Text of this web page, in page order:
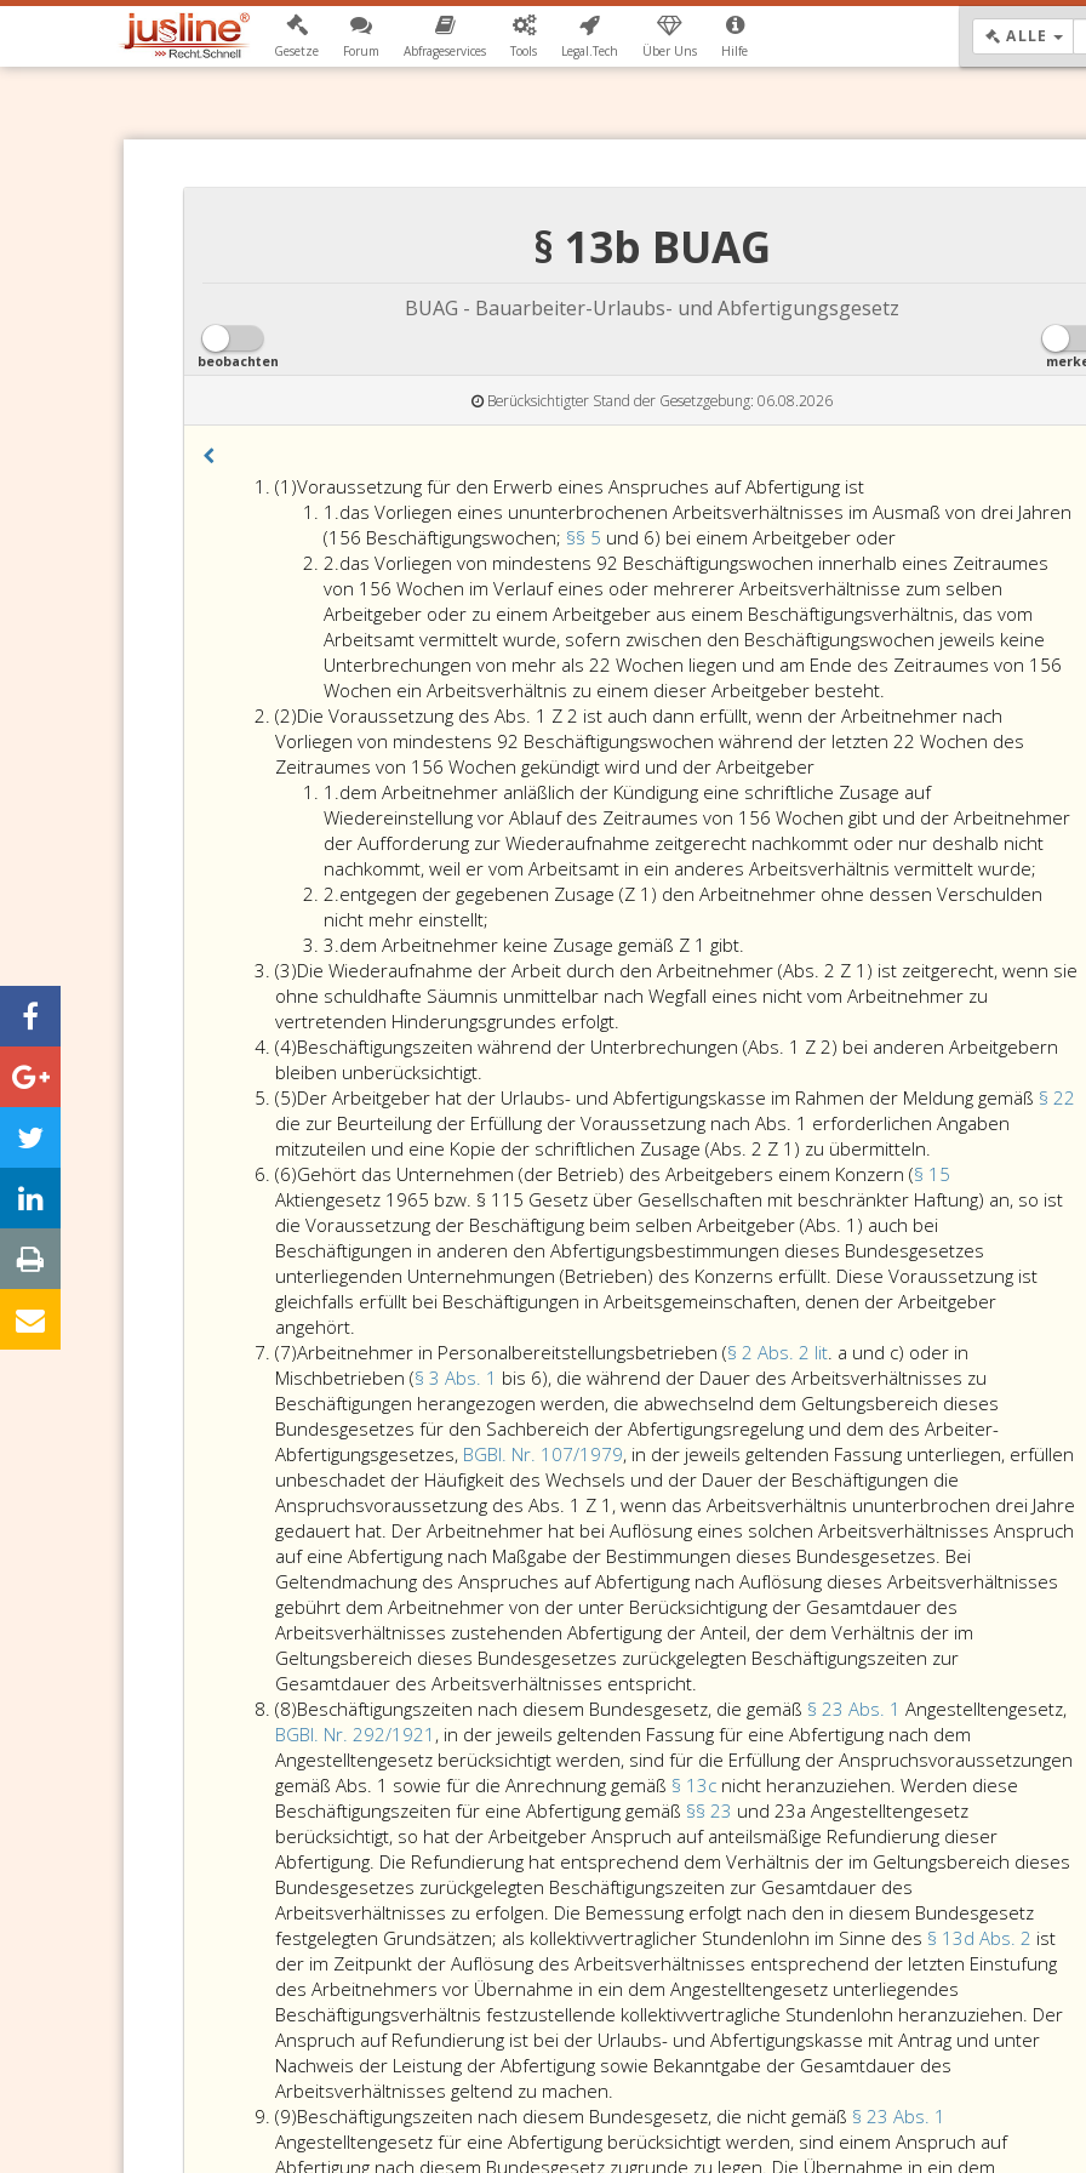
Gesetze Forum Abfrageservices Tools Legal.Tech Über Uns Hilfe
ALLE
§ 13b BUAG
BUAG - Bauarbeiter-Urlaubs- und Abfertigungsgesetz
beobachten
Berücksichtigter Stand der Gesetzgebung: 06.08.2026
(1)Absatz
eins
Voraussetzung für den Erwerb eines Anspruches auf Abfertigung ist
1.Ziffer
eins
das Vorliegen eines ununterbrochenen Arbeitsverhältnisses im Ausmaß von drei Jahren
(156 Beschäftigungswochen; §§ 5 und 6) bei einem Arbeitgeber oderdas
Vorliegen
eines
ununterbrochenen
Arbeitsverhältnisses
im
von
drei
(156
Paragraphen
5
und
einem
Arbeitgeber
2.Ziffer
2
das Vorliegen von mindestens 92 Beschäftigungswochen innerhalb eines Zeitraumes
von 156 Wochen im Verlauf eines oder mehrerer Arbeitsverhältnisse zum selben
Arbeitgeber oder zu einem Arbeitgeber aus einem Beschäftigungsverhältnis, das vom
Arbeitsamt vermittelt wurde, sofern zwischen den Beschäftigungswochen jeweils keine
Unterbrechungen von mehr als 22 Wochen liegen und am Ende des Zeitraumes von 156
Wochen ein Arbeitsverhältnis zu einem dieser Arbeitgeber besteht.
(2)Absatz
2
Die Voraussetzung des Abs. 1 Z 2 ist auch dann erfüllt, wenn der Arbeitnehmer nach
Vorliegen von mindestens 92 Beschäftigungswochen während der letzten 22 Wochen des
Zeitraumes von 156 Wochen gekündigt wird und der ArbeitgeberDie
Voraussetzung
des
Absatz
eins,
Ziffer
auch
dann
wenn
Arbeitnehmer
nach
Vorliegen
von
mindestens
92
Beschäftigungswochen
während
der
22
Wochen
des
Zeitraumes
von
156
Wochen
gekündigt
wird
und
der
Arbeitgeber
1.Ziffer
eins
dem Arbeitnehmer anläßlich der Kündigung eine schriftliche Zusage auf
Wiedereinstellung vor Ablauf des Zeitraumes von 156 Wochen gibt und der Arbeitnehmer
der Aufforderung zur Wiederaufnahme zeitgerecht nachkommt oder nur deshalb nicht
nachkommt, weil er vom Arbeitsamt in ein anderes Arbeitsverhältnis vermittelt wurde;
2.Ziffer
2
entgegen der gegebenen Zusage (Z 1) den Arbeitnehmer ohne dessen Verschulden
nicht mehr einstellt;
der
gegebenen
Zusage
(Ziffer
eins,)
Arbeitnehmer
ohne
dessen
Verschulden
nicht
mehr
einstellt;
3.Ziffer
3
dem Arbeitnehmer keine Zusage gemäß Z 1 gibt.
Arbeitnehmer
keine
gemäß
eins,
gibt.
(3)Absatz
3
Die Wiederaufnahme der Arbeit durch den Arbeitnehmer (Abs. 2 Z 1) ist zeitgerecht, wenn sie
ohne schuldhafte Säumnis unmittelbar nach Wegfall eines nicht vom Arbeitnehmer zu
vertretenden Hinderungsgrundes erfolgt.
Wiederaufnahme
Arbeit
durch
den
Arbeitnehmer
(Absatz
2,
Ziffer
eins,)
ist
wenn
sie
ohne
schuldhafte
Säumnis
unmittelbar
nach
Wegfall
eines
nicht
vom
Arbeitnehmer
zu
vertretenden
Hinderungsgrundes
erfolgt.
(4)Absatz
4
Beschäftigungszeiten während der Unterbrechungen (Abs. 1 Z 2) bei anderen Arbeitgebern
bleiben unberücksichtigt.
während
der
Unterbrechungen
(Absatz
eins,
Ziffer
2,)
bei
anderen
bleiben
unberücksichtigt.
(5)Absatz
5
Der Arbeitgeber hat der Urlaubs- und Abfertigungskasse im Rahmen der Meldung gemäß § 22
die zur Beurteilung der Erfüllung der Voraussetzung nach Abs. 1 erforderlichen Angaben
mitzuteilen und eine Kopie der schriftlichen Zusage (Abs. 2 Z 1) zu übermitteln.
Arbeitgeber
hat
der
Urlaubs-
und
Abfertigungskasse
Rahmen
der
Meldung
gemäß
Paragraph
22,
die
zur
Beurteilung
der
Erfüllung
der
Voraussetzung
Absatz
eins,
erforderlichen
Angaben
mitzuteilen
und
eine
der
schriftlichen
Zusage
(Absatz
2,
Ziffer
eins,)
übermitteln.
(6)Absatz
6
Gehört das Unternehmen (der Betrieb) des Arbeitgebers einem Konzern (§ 15
Aktiengesetz 1965 bzw. § 115 Gesetz über Gesellschaften mit beschränkter Haftung) an, so ist
die Voraussetzung der Beschäftigung beim selben Arbeitgeber (Abs. 1) auch bei
Beschäftigungen in anderen den Abfertigungsbestimmungen dieses Bundesgesetzes
unterliegenden Unternehmungen (Betrieben) des Konzerns erfüllt. Diese Voraussetzung ist
gleichfalls erfüllt bei Beschäftigungen in Arbeitsgemeinschaften, denen der Arbeitgeber
angehört.
das
Unternehmen
(der
Betrieb)
des
Arbeitgebers
einem
Konzern
(Paragraph
15,
Aktiengesetz 1965
bzw.
Paragraph
115,
Gesetz
über
Gesellschaften
mit
beschränkter
Haftung)
an,
so
ist
die
Voraussetzung
der
Beschäftigung
beim
selben
Arbeitgeber
(Absatz
eins,)
auch
(7)Absatz
7
Arbeitnehmer in Personalbereitstellungsbetrieben (§ 2 Abs. 2 lit. a und c) oder in
Mischbetrieben (§ 3 Abs. 1 bis 6), die während der Dauer des Arbeitsverhältnisses zu
Beschäftigungen herangezogen werden, die abwechselnd dem Geltungsbereich dieses
Bundesgesetzes für den Sachbereich der Abfertigungsregelung und dem des Arbeiter-
Abfertigungsgesetzes, BGBl. Nr. 107/1979, in der jeweils geltenden Fassung unterliegen, erfüllen
unbeschadet der Häufigkeit des Wechsels und der Dauer der Beschäftigungen die
Anspruchsvoraussetzung des Abs. 1 Z 1, wenn das Arbeitsverhältnis ununterbrochen drei Jahre
gedauert hat. Der Arbeitnehmer hat bei Auflösung eines solchen Arbeitsverhältnisses Anspruch
auf eine Abfertigung nach Maßgabe der Bestimmungen dieses Bundesgesetzes. Bei
Geltendmachung des Anspruches auf Abfertigung nach Auflösung dieses Arbeitsverhältnisses
gebührt dem Arbeitnehmer von der unter Berücksichtigung der Gesamtdauer des
Arbeitsverhältnisses zustehenden Abfertigung der Anteil, der dem Verhältnis der im
Geltungsbereich dieses Bundesgesetzes zurückgelegten Beschäftigungszeiten zur
Gesamtdauer des Arbeitsverhältnisses entspricht.
in
Personalbereitstellungsbetrieben
(Paragraph
2,
Absatz
2,
Litera
a
und
c)
oder
in
Mischbetrieben
(Paragraph
3,
eins
bis
6),
(8)Absatz
8
Beschäftigungszeiten nach diesem Bundesgesetz, die gemäß § 23 Abs. 1 Angestelltengesetz,
BGBl. Nr. 292/1921 , in der jeweils geltenden Fassung für eine Abfertigung nach dem
Angestelltengesetz berücksichtigt werden, sind für die Erfüllung der Anspruchsvoraussetzungen
gemäß Abs. 1 sowie für die Anrechnung gemäß § 13c nicht heranzuziehen. Werden diese
Beschäftigungszeiten für eine Abfertigung gemäß §§ 23 und 23a Angestelltengesetz
berücksichtigt, so hat der Arbeitgeber Anspruch auf anteilsmäßige Refundierung dieser
Abfertigung. Die Refundierung hat entsprechend dem Verhältnis der im Geltungsbereich dieses
Bundesgesetzes zurückgelegten Beschäftigungszeiten zur Gesamtdauer des
Arbeitsverhältnisses zu erfolgen. Die Bemessung erfolgt nach den in diesem Bundesgesetz
festgelegten Grundsätzen; als kollektivvertraglicher Stundenlohn im Sinne des § 13d Abs. 2 ist
der im Zeitpunkt der Auflösung des Arbeitsverhältnisses entsprechend der letzten Einstufung
des Arbeitnehmers vor Übernahme in ein dem Angestelltengesetz unterliegendes
Beschäftigungsverhältnis festzustellende kollektivvertragliche Stundenlohn heranzuziehen. Der
Anspruch auf Refundierung ist bei der Urlaubs- und Abfertigungskasse mit Antrag und unter
Nachweis der Leistung der Abfertigung sowie Bekanntgabe der Gesamtdauer des
Arbeitsverhältnisses geltend zu machen.
nach
diesem
Bundesgesetz,
(9)Absatz
9
Beschäftigungszeiten nach diesem Bundesgesetz, die nicht gemäß § 23 Abs. 1
Angestelltengesetz für eine Abfertigung berücksichtigt werden, sind einem Anspruch auf
Abfertigung nach diesem Bundesgesetz zugrunde zu legen. Die Übernahme in ein dem